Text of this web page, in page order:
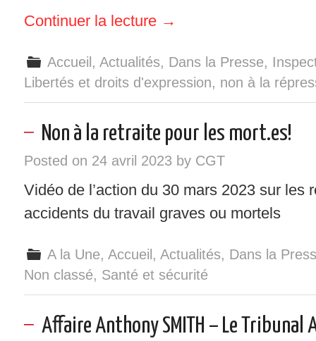
Continuer la lecture →
Accueil ,Actualités, Dans la Presse,
Libertés et droits d'expression, non à la
Non à la retraite pour les mort.es!
Posted on 24 avril 2023 by CGT
Vidéo de l’action du 30 mars 2023 sur les
accidents du travail graves ou mortels
A la Une,Accueil ,Actualités, Dans la
Non classé, Santé et sécurité
Affaire Anthony SMITH – Le